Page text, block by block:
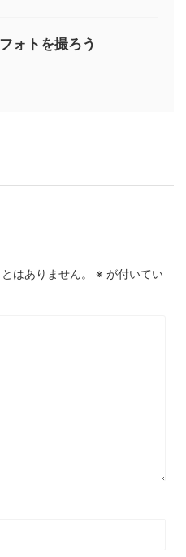
ォトを撮ろう
はありません。 ※ が付いてい